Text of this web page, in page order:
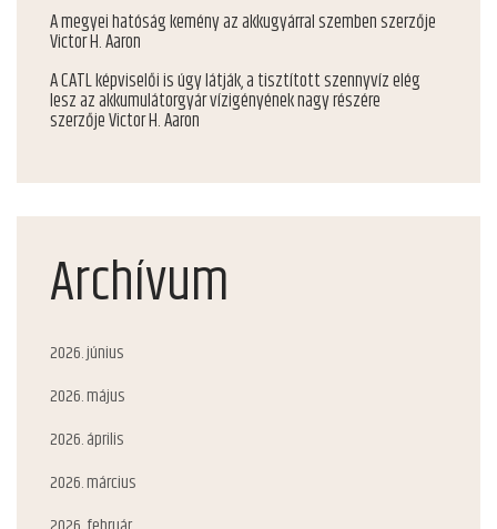
A megyei hatóság kemény az akkugyárral szembenszerzője
Victor H. Aaron
A CATL képviselői is úgy látják, a tisztított szennyvíz elég
lesz az akkumulátorgyár vízigényének nagy részére
szerzőjeVictor H. Aaron
Archívum
2026. június
2026. május
2026. április
2026. március